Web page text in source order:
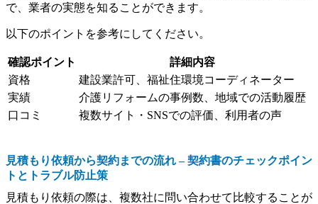
で、業者の実態を知ることができます。
以下のポイントを参考にしてください。
確認ポイント
詳細内容
資格
建設業許可、福祉住環境コーディネーター
実績
介護リフォームの事例数、地域での活動履歴
口コミ
複数サイト・SNSでの評価、利用者の声
見積もり依頼から契約までの流れ – 契約書のチェックポイン
トとトラブル防止策
見積もり依頼の際は、複数社に問い合わせて比較することが